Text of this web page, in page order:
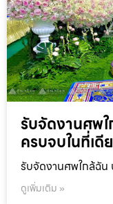
รับจัดงานศพ
ครบจบในที่เดี
รับจัดงานศพใกล้ฉัน
ดูเพิ่มเติม »